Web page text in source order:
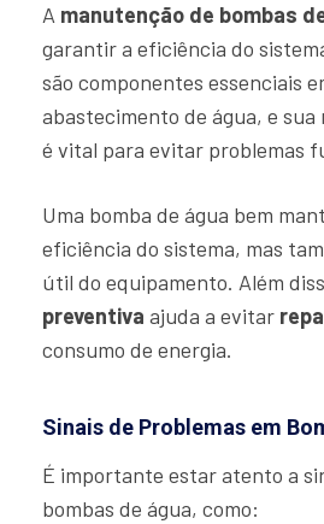
A manutenção de bombas
garantir a eficiência do
são componentes essenciais
abastecimento de água, e
é vital para evitar problemas
Uma bomba de água bem
eficiência do sistema, mas
útil do equipamento. Além
preventiva ajuda a evitar
consumo de energia.
Sinais de Problemas em
É importante estar atento a
bombas de água, como: